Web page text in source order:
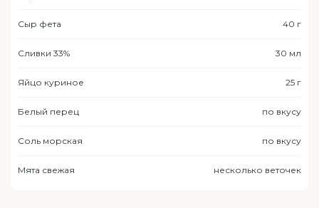
Сыр фета 40 г
Сливки 33% 30 мл
Яйцо куриное 25 г
Белый перец по вкусу
Соль морская по вкусу
Мята свежая несколько веточек